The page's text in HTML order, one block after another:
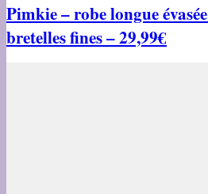
Pimkie – robe longue
bretelles fines – 29,99€